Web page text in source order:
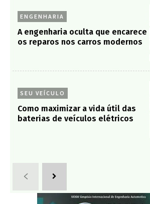
ENGENHARIA
A engenharia oculta que encarece
os reparos nos carros modernos
SEU VEÍCULO
Como maximizar a vida útil das
baterias de veículos elétricos